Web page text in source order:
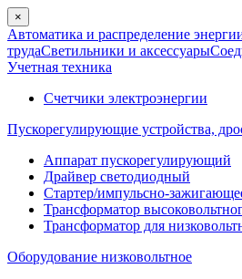
×
Автоматика и распределение
трудаСветильники и аксессуары
Учетная техника
Счетчики электроэнергии
Пускорегулирующие устройства,
Аппарат пускорегулирующий
Драйвер светодиодный
Стартер/импульсно-
Трансформатор
Трансформатор для
Оборудование низковольтное